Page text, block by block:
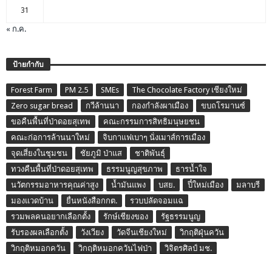
31
« ก.ค.
ป้ายกำกับ
Forest Farm PM 2.5 SMEs
The Chocolate Factory เชียงใหม่
Zero sugar bread
กวีล้านนา กองกำลังผาเมือง
ขบถโรมานซ์
ขอคืนพื้นที่ป่าดอยสุเทพ
คณะกรรมการสิทธิมนุษยชน
คณะก่อการล้านนาใหม่
จิบกาแฟเบาๆ นั่งเมาส์การเมือง
จุดเสี่ยงในชุมชน
ชัยภูมิ ป่าแส
ชาติพันธุ์
ทวงคืนพื้นที่ป่าดอยสุเทพ
ธรรมนูญสุขภาพ
ธารน้ำใจ
นวัตกรรมอาหารคุณค่าสูง
น้ำมันแพง บสย. ปี๋ใหม่เมือง
มลาบรี
มองแวดบ้าน
ยื่นหนังสือกกต.
รวบปลัดจอมแฉ
รวมพลคนอยากเลือกตั้ง
รักษ์เชียงของ
รัฐธรรมนูญ
รับรองผลเลือกตั้ง
วังเวียง วัดจีนเชียงใหม่
วิกฤติฝุ่นควัน
วิกฤติหมอกควัน
วิกฤติหมอกควันไฟป่า
วิจิตรศิลป์ มช.